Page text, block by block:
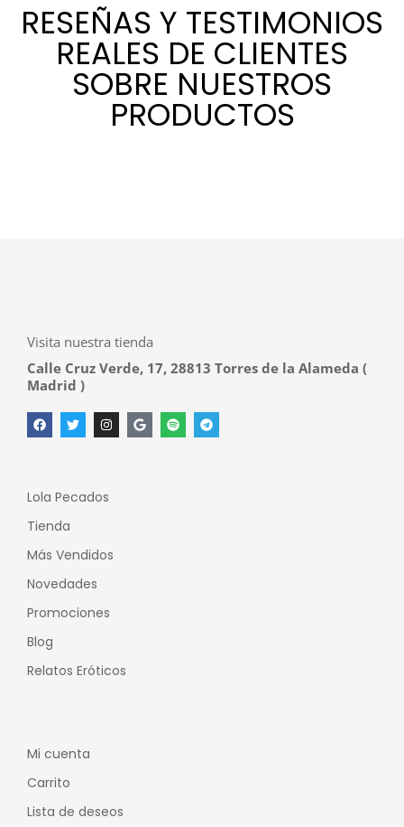
RESEÑAS Y TESTIMONIOS
REALES DE CLIENTES
SOBRE NUESTROS
PRODUCTOS
Visita nuestra tienda
Calle Cruz Verde, 17, 28813 Torres de la Alameda (
Madrid )
Lola Pecados
Tienda
Más Vendidos
Novedades
Promociones
Blog
Relatos Eróticos
Mi cuenta
Carrito
Lista de deseos